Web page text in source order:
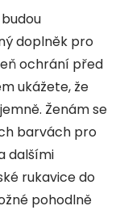
doplněk pro
ochrání před
ukážete, že
Ženám se
barvách pro
dalšími
rukavice do
pohodlně